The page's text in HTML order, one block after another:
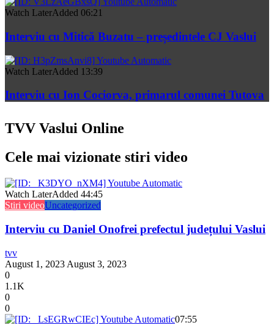
Watch LaterAdded 06:21
Interviu cu Mitică Buzatu – președintele CJ Vaslui
Watch LaterAdded 13:39
Interviu cu Ion Cociorva, primarul comunei Tutova
TVV Vaslui Online
Cele mai vizionate stiri video
Watch LaterAdded 44:45
Stiri videoUncategorized
Interviu cu Daniel Onofrei prefectul județului Vaslui
tvv
August 1, 2023 August 3, 2023
0
1.1K
0
0
07:55